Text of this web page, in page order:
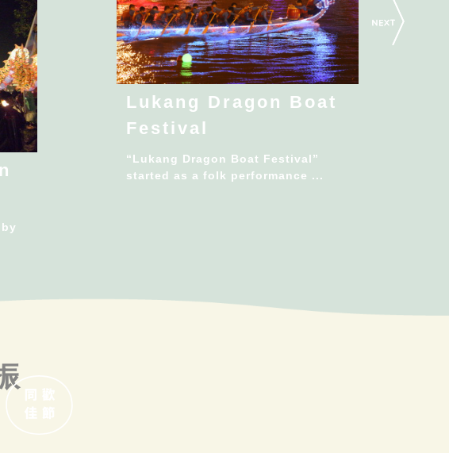
Lukang Dragon Boat
Festival
“Lukang Dragon Boat Festival”
started as a folk performance ...